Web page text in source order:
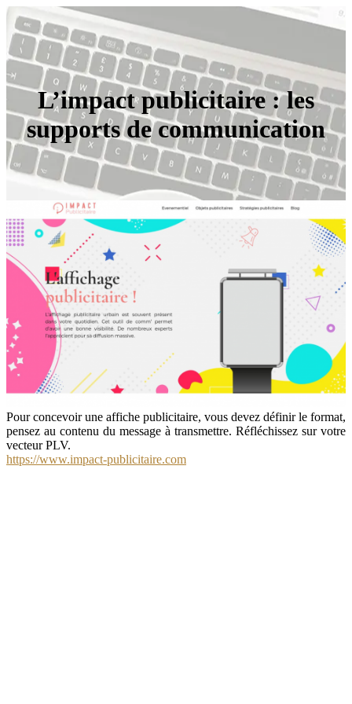
L’impact publicitaire : les
supports de communication
Pour concevoir une affiche publicitaire, vous devez définir le format,
pensez au contenu du message à transmettre. Réfléchissez sur votre
vecteur PLV.
https://www.impact-publicitaire.com